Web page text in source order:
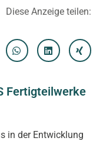
Diese Anzeige teilen:
Fertigteilwerke
in der Entwicklung